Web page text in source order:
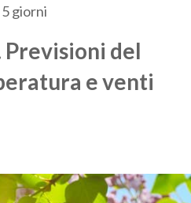
giorni
del
e venti